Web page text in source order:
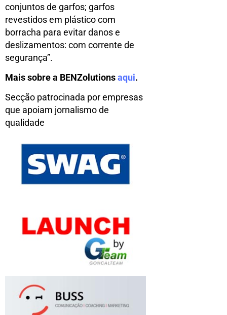
conjuntos de garfos; garfos
revestidos em plástico com
borracha para evitar danos e
deslizamentos: com corrente de
segurança”.
Mais sobre a BENZolutionsaqui.
Secção patrocinada por empresas
que apoiam jornalismo de
qualidade